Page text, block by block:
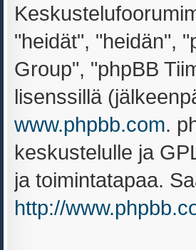
"heidät", "heidän",
Group", "phpBB
lisenssillä
www.phpbb.com.
keskustelulle ja
ja toimintatapaa.
http://